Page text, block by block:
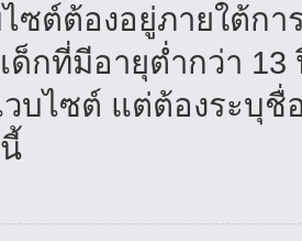
ไซต์ต้องอยู่ภายใต้ก
ด็กที่มีอายุต่ำกว่า
วบไซต์ แต่ต้องระบุ